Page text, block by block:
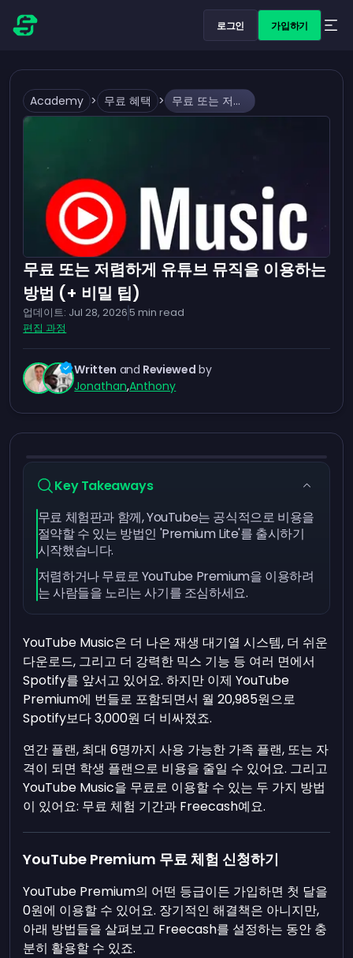
로그인 가입하기
Academy > 무료 혜택 > 무료 또는 저렴하게 유튜브 뮤직을 이용하는 방법 (+ 비밀 팁)
무료 또는 저렴하게 유튜브 뮤직을 이용하는
방법 (+ 비밀 팁)
업데이트: Jul 28, 20265 min read
편집 과정
Written and Reviewed by
Jonathan,Anthony
Key Takeaways
무료 체험판과 함께, YouTube는 공식적으로 비용을
절약할 수 있는 방법인 'Premium Lite'를 출시하기
시작했습니다.
저렴하거나 무료로 YouTube Premium을 이용하려
는 사람들을 노리는 사기를 조심하세요.
YouTube Music은 더 나은 재생 대기열 시스템, 더 쉬운
다운로드, 그리고 더 강력한 믹스 기능 등 여러 면에서
Spotify를 앞서고 있어요. 하지만 이제 YouTube
Premium에 번들로 포함되면서 월 20,985원으로
Spotify보다 3,000원 더 비싸졌죠.
연간 플랜, 최대 6명까지 사용 가능한 가족 플랜, 또는 자
격이 되면 학생 플랜으로 비용을 줄일 수 있어요. 그리고
YouTube Music을 무료로 이용할 수 있는 두 가지 방법
이 있어요: 무료 체험 기간과 Freecash예요.
YouTube Premium 무료 체험 신청하기
YouTube Premium의 어떤 등급이든 가입하면 첫 달을
0원에 이용할 수 있어요. 장기적인 해결책은 아니지만,
아래 방법들을 살펴보고 Freecash를 설정하는 동안 충
분히 활용할 수 있죠.